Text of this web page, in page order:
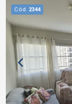
Cód. 2344